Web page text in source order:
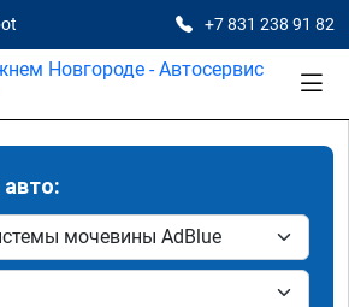
+7 831 238 91 82